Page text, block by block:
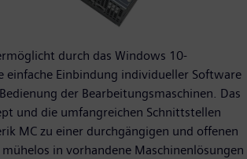
durch das Windows 10-
einfache Einbindung individueller Software
der Bearbeitungsmaschinen. Das
und die umfangreichen Schnittstellen
MC zu einer durchgängigen und offenen
in vorhandene Maschinenlösungen